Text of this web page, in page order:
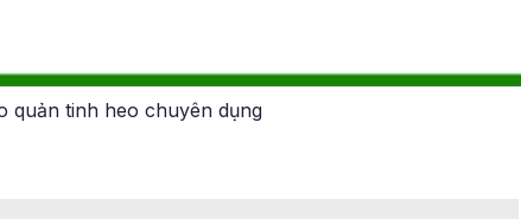
quản tinh heo chuyên dụng